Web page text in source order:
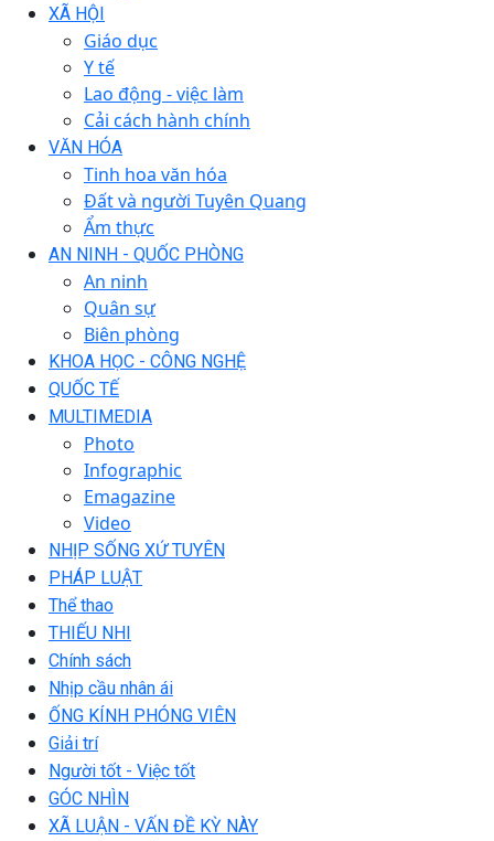
XÃ HỘI
Giáo dục
Y tế
Lao động - việc làm
Cải cách hành chính
VĂN HÓA
Tinh hoa văn hóa
Đất và người Tuyên Quang
Ẩm thực
AN NINH - QUỐC PHÒNG
An ninh
Quân sự
Biên phòng
KHOA HỌC - CÔNG NGHỆ
QUỐC TẾ
MULTIMEDIA
Photo
Infographic
Emagazine
Video
NHỊP SỐNG XỨ TUYÊN
PHÁP LUẬT
Thể thao
THIẾU NHI
Chính sách
Nhịp cầu nhân ái
ỐNG KÍNH PHÓNG VIÊN
Giải trí
Người tốt - Việc tốt
GÓC NHÌN
XÃ LUẬN - VẤN ĐỀ KỲ NÀY